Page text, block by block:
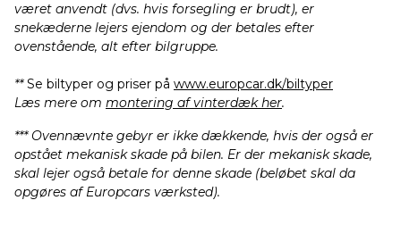
været anvendt (dvs. hvis forsegling er brudt), er
snekæderne lejers ejendom og der betales efter
ovenstående, alt efter bilgruppe.
**Se biltyper og priser på www.europcar.dk/biltyper
Læs mere om montering af vinterdæk her.
*** Ovennævnte gebyr er ikke dækkende, hvis der også er
opstået mekanisk skade på bilen. Er der mekanisk skade,
skal lejer også betale for denne skade (beløbet skal da
opgøres af Europcars værksted).